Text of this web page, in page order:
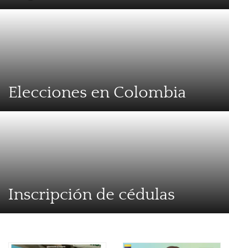
Elecciones en Colombia
Inscripción de cédulas